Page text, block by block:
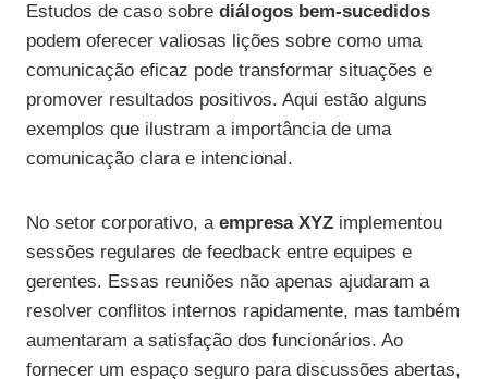
Estudos de caso sobre diálogos bem-sucedidos
podem oferecer valiosas lições sobre como uma
comunicação eficaz pode transformar situações e
promover resultados positivos. Aqui estão alguns
exemplos que ilustram a importância de uma
comunicação clara e intencional.
No setor corporativo, a empresa XYZ implementou
sessões regulares de feedback entre equipes e
gerentes. Essas reuniões não apenas ajudaram a
resolver conflitos internos rapidamente, mas também
aumentaram a satisfação dos funcionários. Ao
fornecer um espaço seguro para discussões abertas,